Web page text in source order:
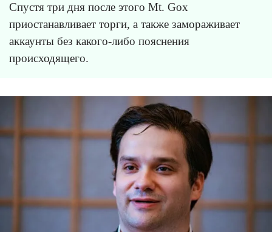
Спустя три дня после этого Mt. Gox
приостанавливает торги, а также замораживает
аккаунты без какого-либо пояснения
происходящего.